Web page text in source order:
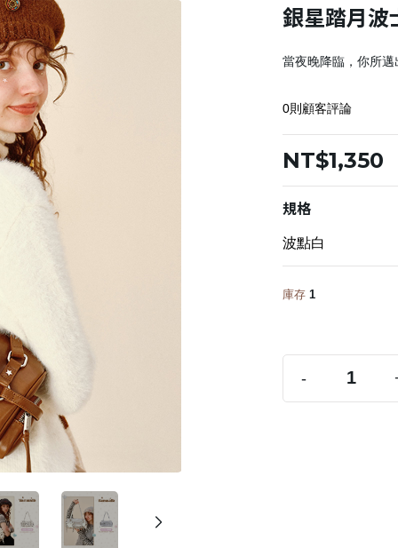
銀星踏月波
當夜晚降臨，你所邁
0則顧客評論
NT$1,350
規格
庫存 1
-